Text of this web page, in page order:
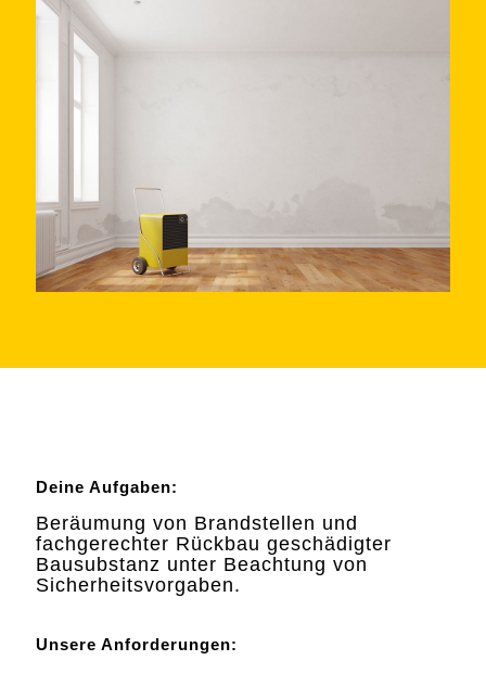
Deine Aufgaben:
Beräumung von Brandstellen und
fachgerechter Rückbau geschädigter
Bausubstanz unter Beachtung von
Sicherheitsvorgaben.
Unsere Anforderungen: